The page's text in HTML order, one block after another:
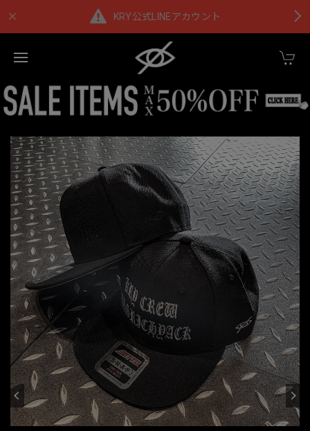
KRY公式LINEアカウント